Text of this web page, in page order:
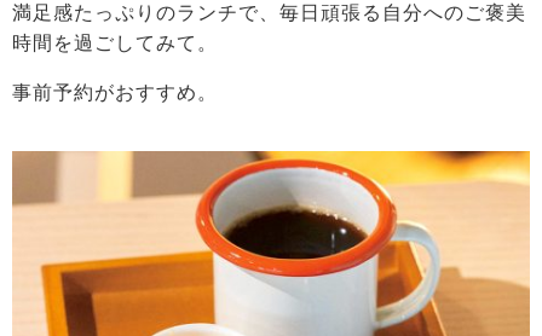
満足感たっぷりのランチで、毎日頑張る自分へのご褒美
時間を過ごしてみて。
事前予約がおすすめ。